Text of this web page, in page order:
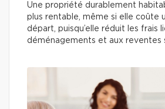
Une propriété durablement
plus rentable, même si elle coûte
départ, puisqu’elle réduit les frais
déménagements et aux reventes